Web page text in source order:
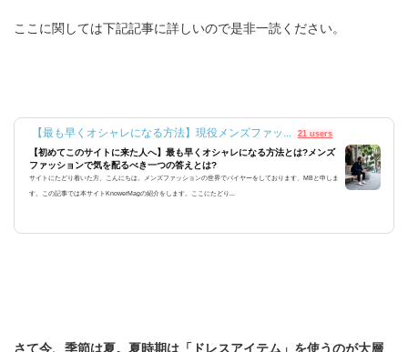
ここに関しては下記記事に詳しいので是非一読ください。
【最も早くオシャレになる方法】現役メンズファッ... 21 users
【初めてこのサイトに来た人へ】最も早くオシャレになる方法とは?メンズ
ファッションで気を配るべき一つの答えとは?
サイトにたどり着いた方、こんにちは。メンズファッションの世界でバイヤーをしております、MBと申しま
す。この記事では本サイトKnowerMagの紹介をします。ここにたどり...
さて今、季節は夏。夏時期は「ドレスアイテム」を使うのが大層